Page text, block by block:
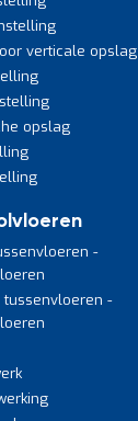
verticale opslag
opslag
-
tussenvloeren -